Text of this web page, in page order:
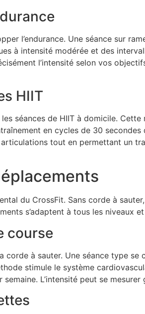
l’endurance. Une séance sur
à intensité modérée et des
l’intensité selon vos
HIIT
séances de HIIT à domicile.
en cycles de 30 secondes
tout en permettant un
du CrossFit. Sans corde à
s’adaptent à tous les niveaux
course
à sauter. Une séance type
stimule le système
L’intensité peut se